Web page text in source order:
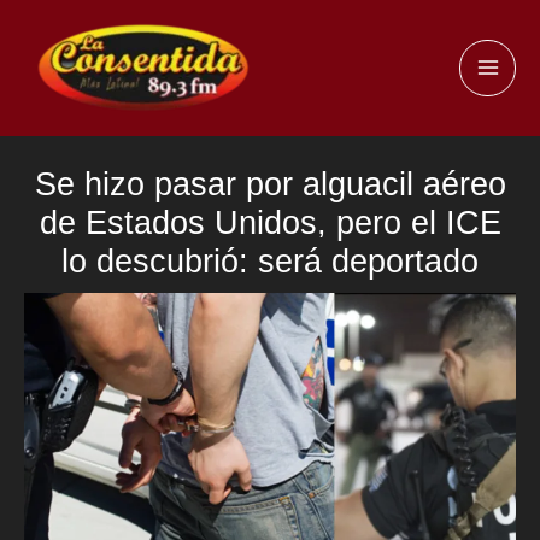
contenido
Se hizo pasar por alguacil aéreo
de Estados Unidos, pero el ICE
lo descubrió: será deportado